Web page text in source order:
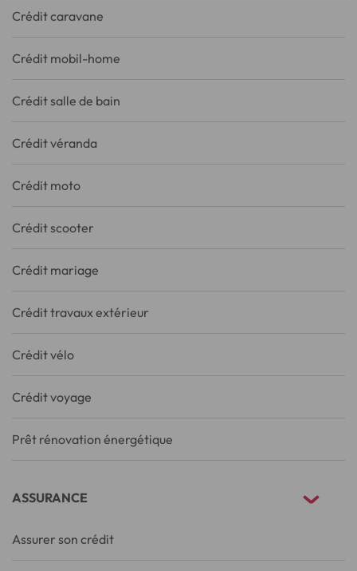
Crédit caravane
Crédit mobil-home
Crédit salle de bain
Crédit véranda
Crédit moto
Crédit scooter
Crédit mariage
Crédit travaux extérieur
Crédit vélo
Crédit voyage
Prêt rénovation énergétique
ASSURANCE
Assurer son crédit